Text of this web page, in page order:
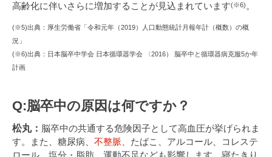
高齢化に伴いさらに増加することが見込まれています(※6) 。
(※5)出典：厚生労働省「令和元年（2019）人口動態統計月報年計（概数）の概
況」
(※6)出典：日本脳卒中学会 日本循環器学会 〈2016） 脳卒中と循環器病克服5か年
計画
Q:脳卒中の原因は何ですか？
松丸： 脳卒中の共通する危険因子として高血圧が挙げられま
す。また、糖尿病、 不整脈 、たばこ、アルコール、コレステ